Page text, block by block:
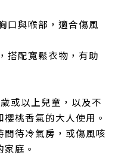
口與喉部，適合傷風
搭配寬鬆衣物，有助
或以上兒童，以及不
桃香氣的大人使用。
待冷氣房，或傷風咳
庭。